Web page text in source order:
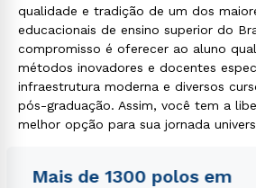
qualidade e tradição de um dos
educacionais de ensino superior do
compromisso é oferecer ao aluno
métodos inovadores e docentes
infraestrutura moderna e diversos
pós-graduação. Assim, você tem a
melhor opção para sua jornada
Mais de 1300 polos em
Rápido e fácil
WhatsApp
ou